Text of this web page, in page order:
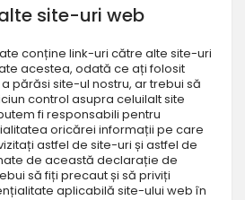
site-uri web
conține link-uri către alte site-uri
acestea, odată ce ați folosit
părăsi site-ul nostru, ar trebui să
control asupra celuilalt site
fi responsabili pentru
oricărei informații pe care
astfel de site-uri și astfel de
de această declarație de
să fiți precaut și să priviți
aplicabilă site-ului web în